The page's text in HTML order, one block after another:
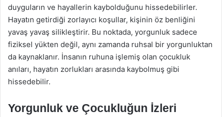
duyguların ve hayallerin kaybolduğunu hissedebilirler.
Hayatın getirdiği zorlayıcı koşullar, kişinin öz benliğini
yavaş yavaş silikleştirir. Bu noktada, yorgunluk sadece
fiziksel yükten değil, aynı zamanda ruhsal bir yorgunluktan
da kaynaklanır. İnsanın ruhuna işlemiş olan çocukluk
anıları, hayatın zorlukları arasında kaybolmuş gibi
hissedebilir.
Yorgunluk ve Çocukluğun İzleri